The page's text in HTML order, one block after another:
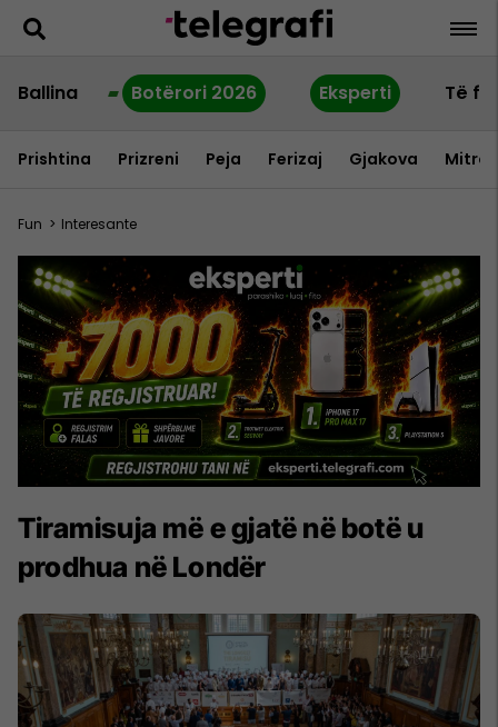
Ballina Botërori 2026 Eksperti Të
Prishtina Prizreni Peja Ferizaj Gjakova
Fun > Interesante
Tiramisuja më e gjatë në botë u
prodhua në Londër